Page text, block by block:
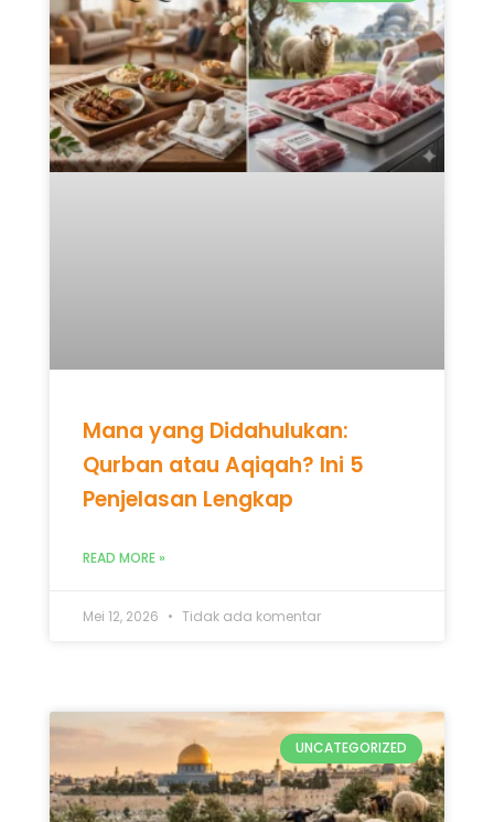
Mana yang Didahulukan:
Qurban atau Aqiqah? Ini 5
Penjelasan Lengkap
READ MORE »
Mei 12, 2026 Tidak ada komentar
UNCATEGORIZED